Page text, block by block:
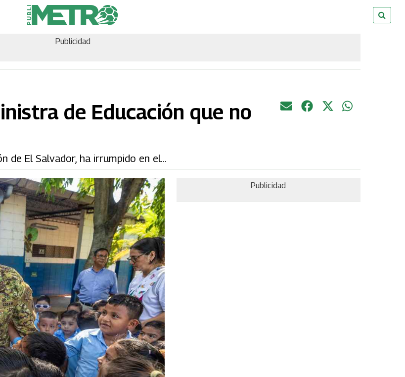
Publicidad
de Educación que no
de El Salvador, ha irrumpido en el...
Publicidad